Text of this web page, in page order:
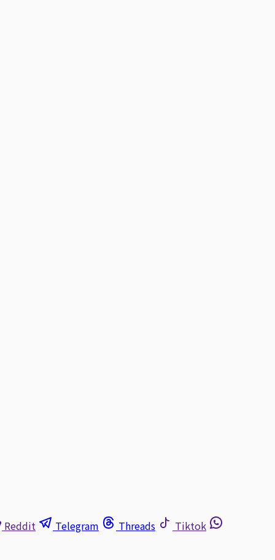
Reddit Telegram Threads Tiktok